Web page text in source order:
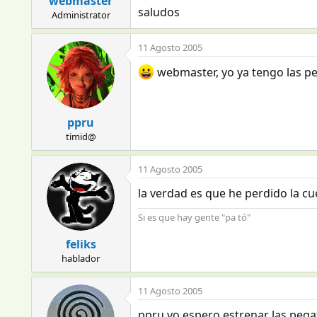
Administrator saludos
ppru
timid@
11 Agosto 2005
webmaster, yo ya tengo las
feliks
hablador
11 Agosto 2005
la verdad es que he perdido la
Si es que hay gente "pa tó"
11 Agosto 2005